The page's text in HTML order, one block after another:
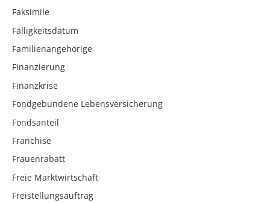
Faksimile
Fälligkeitsdatum
Familienangehörige
Finanzierung
Finanzkrise
Fondgebundene Lebensversicherung
Fondsanteil
Franchise
Frauenrabatt
Freie Marktwirtschaft
Freistellungsauftrag